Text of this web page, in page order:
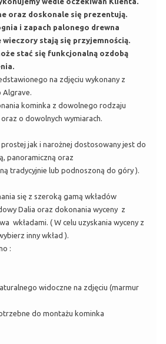
oraz doskonale się prezentują.
i zapach palonego drewna
wieczory stają się przyjemnością.
stać się funkcjonalną ozdobą
na zdjęciu wykonany z
Algrave.
kominka z dowolnego rodzaju
o dowolnych wymiarach.
jak i narożnej dostosowany jest do
panoramiczną oraz
tradycyjnie lub podnoszoną do góry ).
się z szeroką gamą wkładów
Dalia oraz dokonania wyceny z
wkładami. ( W celu uzyskania wyceny z
inny wkład ).
:
widoczne na zdjęciu (marmur
do montażu kominka